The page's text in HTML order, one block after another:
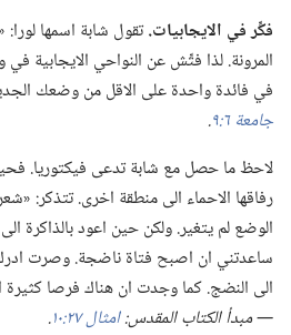
فكِّر في الايجابيات.‏تقول شابة اسمها
المرونة.‏ لذا فتِّش عن النواحي الايجابية
في فائدة واحدة على الاقل من وضعك
جامعة ٦:‏٩
‏.‏
لاحظ ما حصل مع شابة تدعى فيكتوريا.‏
رفاقها الاحماء الى منطقة اخرى.‏ تتذكر:‏
الوضع لم يتغير.‏ ولكن حين اعود بالذاكرة
ساعدتني ان اصبح فتاة ناضجة.‏ وصرت ادرك
الى النضج.‏ كما وجدت ان هناك فرصا
‏—‏ مبدأ الكتاب المقدس:‏امثال ٢٧:‏١٠ ‏.‏